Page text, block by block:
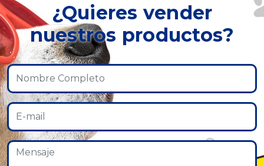
¿Quieres vender
nuestros productos?